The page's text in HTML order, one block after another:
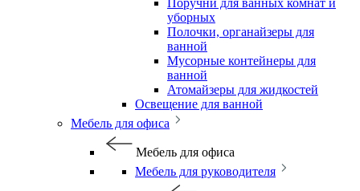
Поручни для ванных комнат и
уборных
Полочки, органайзеры для
ванной
Мусорные контейнеры для
ванной
Атомайзеры для жидкостей
Освещение для ванной
Мебель для офиса
Мебель для офиса
Мебель для руководителя